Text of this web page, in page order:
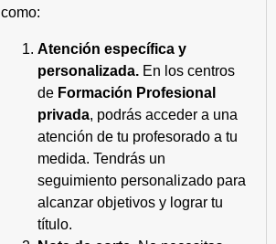
como:
Atención específica y
personalizada. En los centros
de Formación Profesional
privada, podrás acceder a una
atención de tu profesorado a tu
medida. Tendrás un
seguimiento personalizado para
alcanzar objetivos y lograr tu
título.